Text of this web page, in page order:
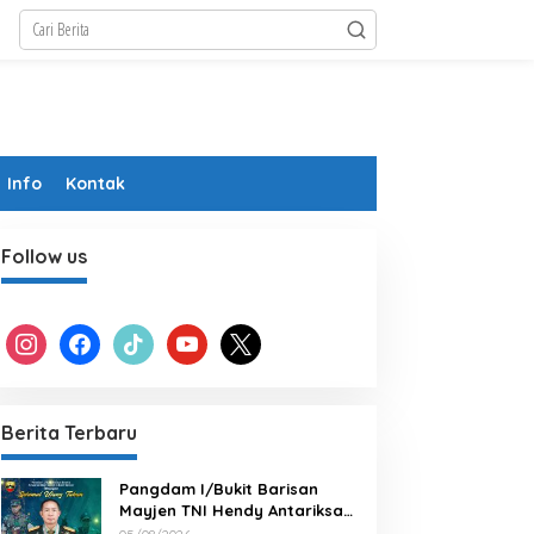
Info Kontak
Follow us
instagram facebook tiktok youtube x
Berita Terbaru
Pangdam I/Bukit Barisan
Mayjen TNI Hendy Antariksa